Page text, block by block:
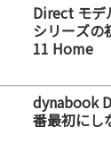
Direct モデ
シリーズ
11 Home
dynabook
番最初にし